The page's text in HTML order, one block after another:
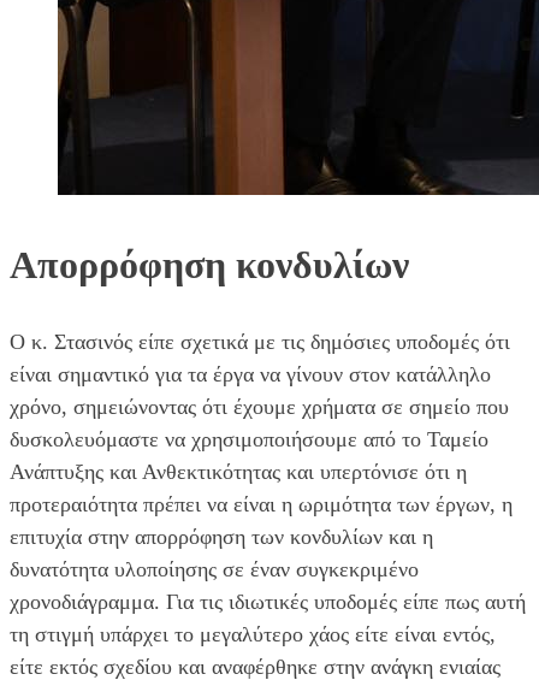
Απορρόφηση κονδυλίων
Ο κ. Στασινός είπε σχετικά με τις δημόσιες υποδομές ότι
είναι σημαντικό για τα έργα να γίνουν στον κατάλληλο
χρόνο, σημειώνοντας ότι έχουμε χρήματα σε σημείο που
δυσκολευόμαστε να χρησιμοποιήσουμε από το Ταμείο
Ανάπτυξης και Ανθεκτικότητας και υπερτόνισε ότι η
προτεραιότητα πρέπει να είναι η ωριμότητα των έργων, η
επιτυχία στην απορρόφηση των κονδυλίων και η
δυνατότητα υλοποίησης σε έναν συγκεκριμένο
χρονοδιάγραμμα. Για τις ιδιωτικές υποδομές είπε πως αυτή
τη στιγμή υπάρχει το μεγαλύτερο χάος είτε είναι εντός,
είτε εκτός σχεδίου και αναφέρθηκε στην ανάγκη ενιαίας